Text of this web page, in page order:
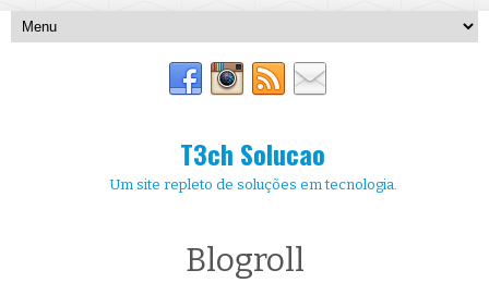
T3ch Solucao
Um site repleto de soluções em tecnologia.
Blogroll